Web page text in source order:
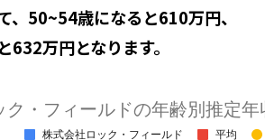
、50~54歳になると610万円、
万円となります。